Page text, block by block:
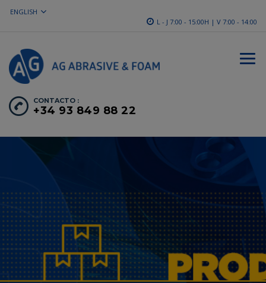
ENGLISH
L - J 7:00 - 15:00H | V 7:00 - 14:00
CONTACTO :
+34 93 849 88 22